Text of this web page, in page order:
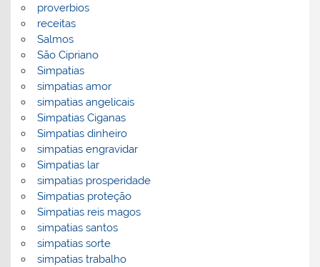
proverbios
receitas
Salmos
São Cipriano
Simpatias
simpatias amor
simpatias angelicais
Simpatias Ciganas
Simpatias dinheiro
simpatias engravidar
Simpatias lar
simpatias prosperidade
Simpatias proteção
Simpatias reis magos
simpatias santos
simpatias sorte
simpatias trabalho